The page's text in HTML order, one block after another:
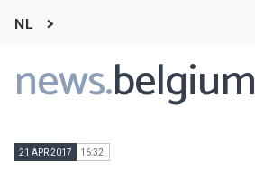
NL
news.belgium
Main
navigation
21 APR 2017 16:32